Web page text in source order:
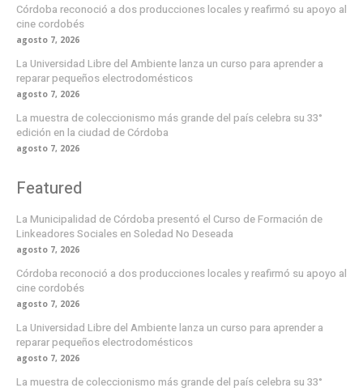
Córdoba reconoció a dos producciones locales y reafirmó su apoyo al
cine cordobés
agosto 7, 2026
La Universidad Libre del Ambiente lanza un curso para aprender a
reparar pequeños electrodomésticos
agosto 7, 2026
La muestra de coleccionismo más grande del país celebra su 33°
edición en la ciudad de Córdoba
agosto 7, 2026
Featured
La Municipalidad de Córdoba presentó el Curso de Formación de
Linkeadores Sociales en Soledad No Deseada
agosto 7, 2026
Córdoba reconoció a dos producciones locales y reafirmó su apoyo al
cine cordobés
agosto 7, 2026
La Universidad Libre del Ambiente lanza un curso para aprender a
reparar pequeños electrodomésticos
agosto 7, 2026
La muestra de coleccionismo más grande del país celebra su 33°